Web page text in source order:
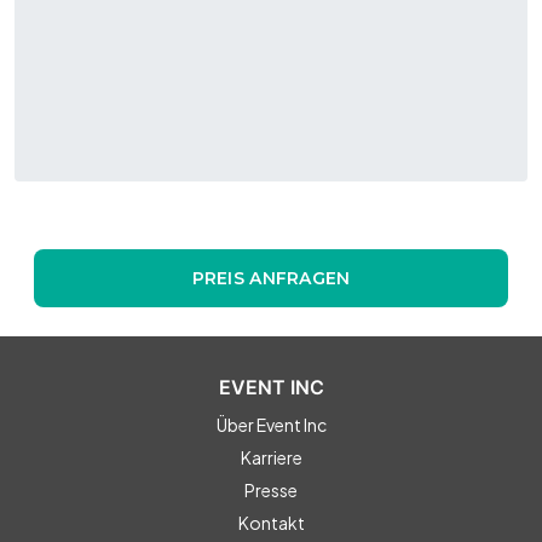
PREIS ANFRAGEN
EVENT INC
Über Event Inc
Karriere
Presse
Kontakt